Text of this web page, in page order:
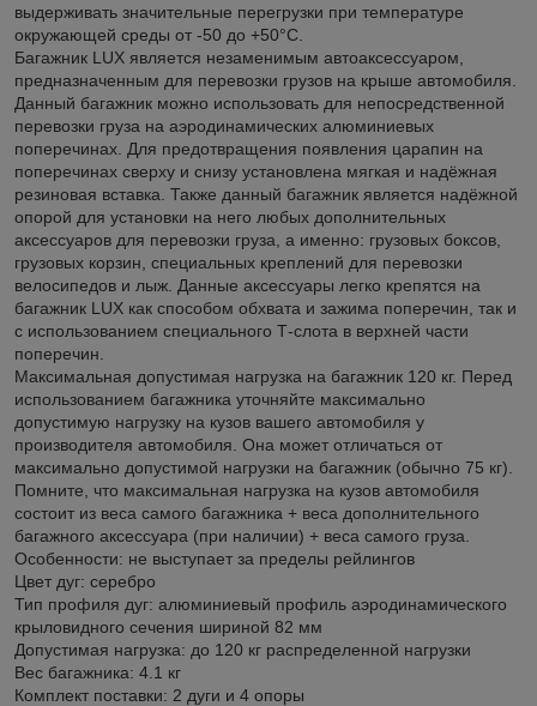
выдерживать значительные перегрузки при температуре
окружающей среды от -50 до +50°C.
Багажник LUX является незаменимым автоаксессуаром,
предназначенным для перевозки грузов на крыше автомобиля.
Данный багажник можно использовать для непосредственной
перевозки груза на аэродинамических алюминиевых
поперечинах. Для предотвращения появления царапин на
поперечинах сверху и снизу установлена мягкая и надёжная
резиновая вставка. Также данный багажник является надёжной
опорой для установки на него любых дополнительных
аксессуаров для перевозки груза, а именно: грузовых боксов,
грузовых корзин, специальных креплений для перевозки
велосипедов и лыж. Данные аксессуары легко крепятся на
багажник LUX как способом обхвата и зажима поперечин, так и
с использованием специального Т-слота в верхней части
поперечин.
Максимальная допустимая нагрузка на багажник 120 кг. Перед
использованием багажника уточняйте максимально
допустимую нагрузку на кузов вашего автомобиля у
производителя автомобиля. Она может отличаться от
максимально допустимой нагрузки на багажник (обычно 75 кг).
Помните, что максимальная нагрузка на кузов автомобиля
состоит из веса самого багажника + веса дополнительного
багажного аксессуара (при наличии) + веса самого груза.
Особенности: не выступает за пределы рейлингов
Цвет дуг: серебро
Тип профиля дуг: алюминиевый профиль аэродинамического
крыловидного сечения шириной 82 мм
Допустимая нагрузка: до 120 кг распределенной нагрузки
Вес багажника: 4.1 кг
Комплект поставки: 2 дуги и 4 опоры